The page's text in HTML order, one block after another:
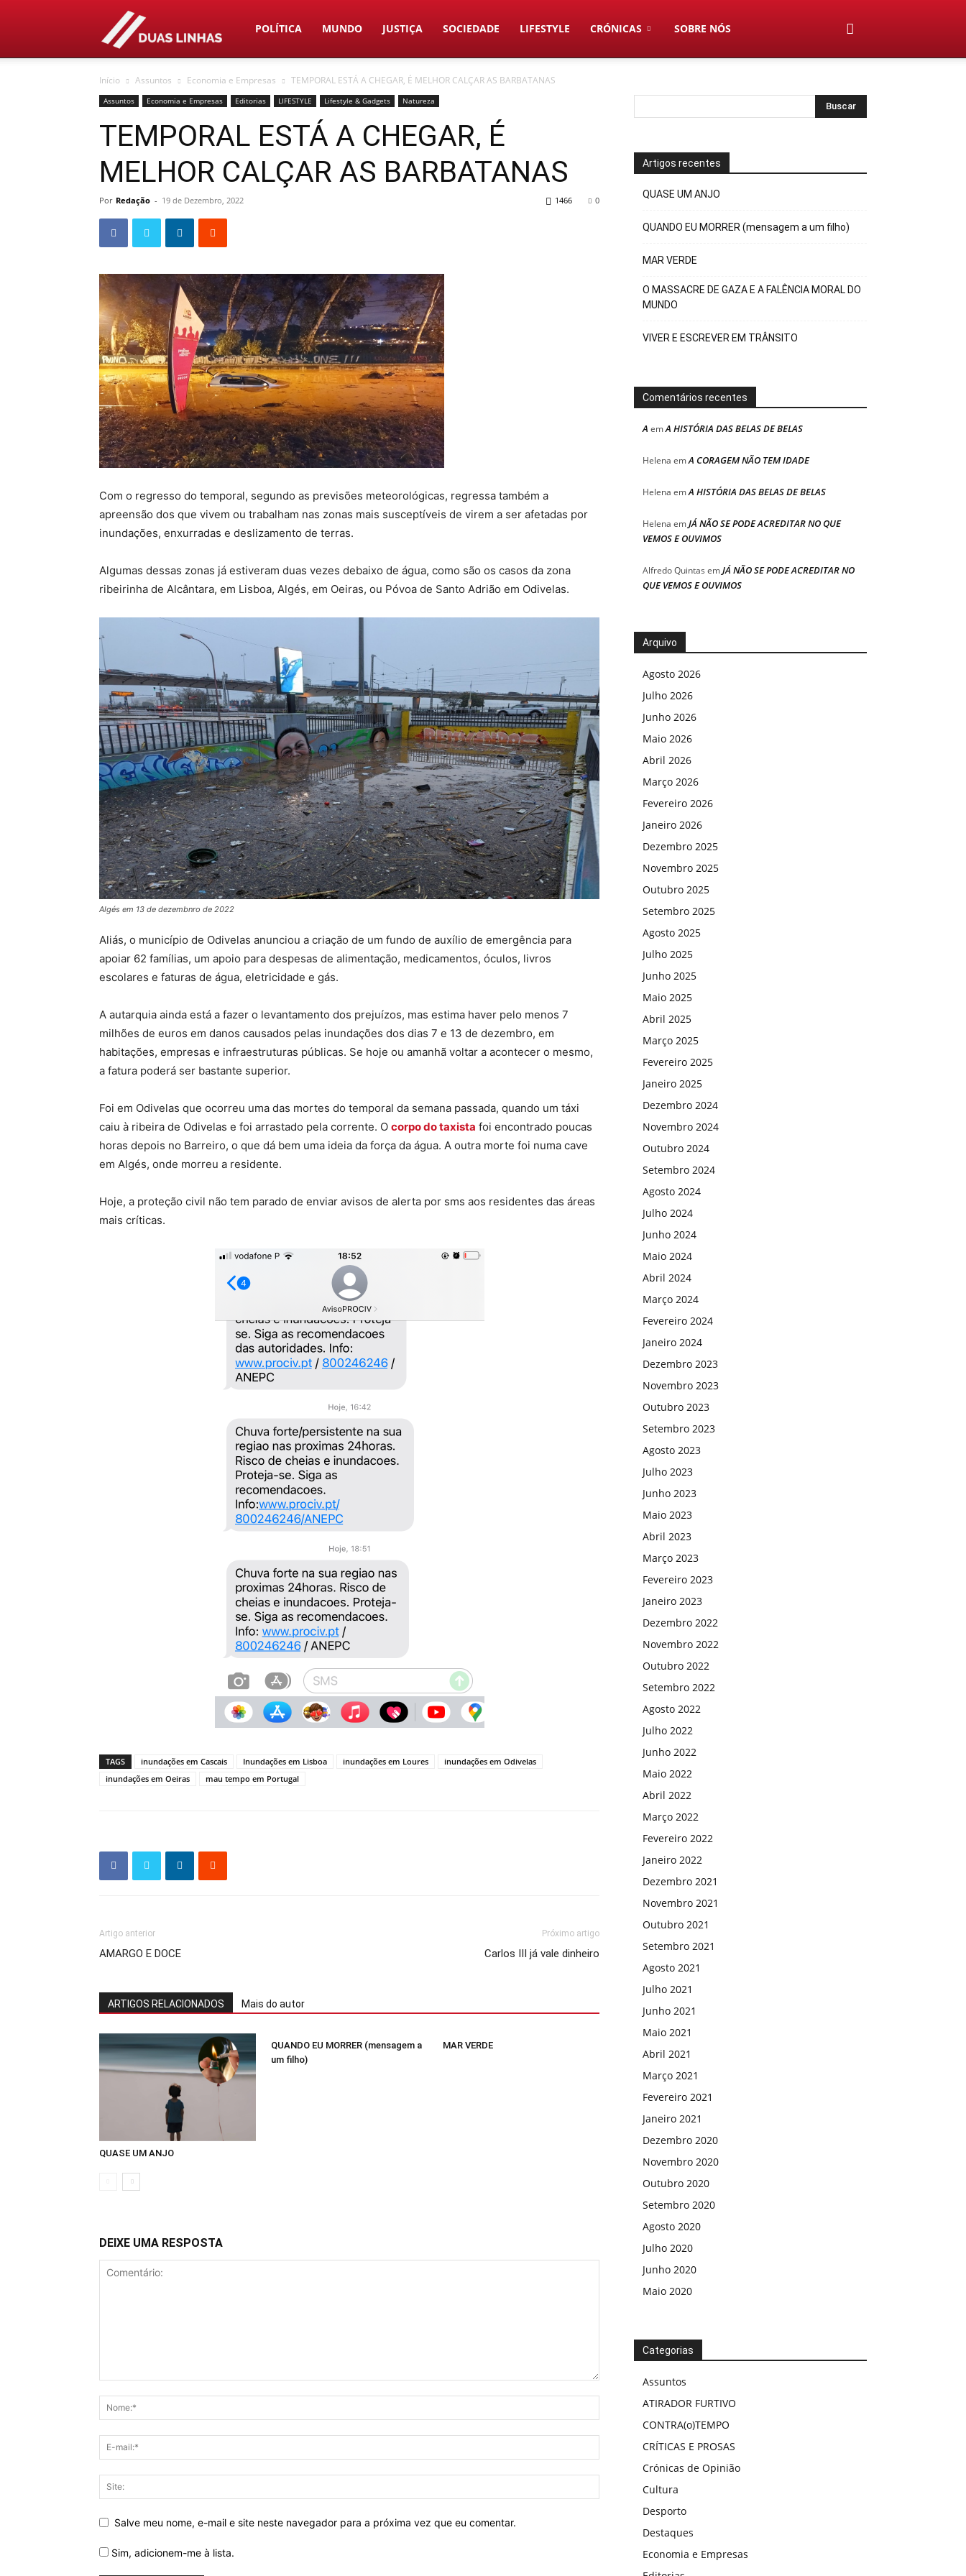
Duas
Linhas
POLÍTICA MUNDO JUSTIÇA SOCIEDADE LIFESTYLE CRÓNICAS SOBRE NÓS
Início Assuntos Economia e Empresas TEMPORAL ESTÁ A CHEGAR, É MELHOR CALÇAR AS BARBATANAS
Assuntos Economia e Empresas Editorias LIFESTYLE Lifestyle & Gadgets Natureza
TEMPORAL ESTÁ A CHEGAR, É
MELHOR CALÇAR AS BARBATANAS
Por Redação - 19 de Dezembro, 2022 0
1466
Com o regresso do temporal, segundo as previsões meteorológicas, regressa também a
apreensão dos que vivem ou trabalham nas zonas mais susceptíveis de virem a ser afetadas por
inundações, enxurradas e deslizamento de terras.
Algumas dessas zonas já estiveram duas vezes debaixo de água, como são os casos da zona
ribeirinha de Alcântara, em Lisboa, Algés, em Oeiras, ou Póvoa de Santo Adrião em Odivelas.
Algés em 13 de dezembnro de 2022
Aliás, o município de Odivelas anunciou a criação de um fundo de auxílio de emergência para
apoiar 62 famílias, um apoio para despesas de alimentação, medicamentos, óculos, livros
escolares e faturas de água, eletricidade e gás.
A autarquia ainda está a fazer o levantamento dos prejuízos, mas estima haver pelo menos 7
milhões de euros em danos causados pelas inundações dos dias 7 e 13 de dezembro, em
habitações, empresas e infraestruturas públicas. Se hoje ou amanhã voltar a acontecer o mesmo,
a fatura poderá ser bastante superior.
Foi em Odivelas que ocorreu uma das mortes do temporal da semana passada, quando um táxi
caiu à ribeira de Odivelas e foi arrastado pela corrente. O corpo do taxista foi encontrado poucas
horas depois no Barreiro, o que dá bem uma ideia da força da água. A outra morte foi numa cave
em Algés, onde morreu a residente.
Hoje, a proteção civil não tem parado de enviar avisos de alerta por sms aos residentes das áreas
mais críticas.
TAGS inundações em Cascais Inundações em Lisboa inundações em Loures
inundações em Odivelas
inundações em Oeiras
mau tempo em Portugal
Artigo anterior
AMARGO E DOCE
Próximo artigo
Carlos III já vale dinheiro
ARTIGOS RELACIONADOS Mais do autor
QUASE UM ANJO
QUANDO EU MORRER (mensagem a
um filho)
MAR VERDE
DEIXE UMA RESPOSTA
Salve meu nome, e-mail e site neste navegador para a próxima vez que eu comentar.
Sim, adicionem-me à lista.
Artigos recentes
QUASE UM ANJO
QUANDO EU MORRER (mensagem a um filho)
MAR VERDE
O MASSACRE DE GAZA E A FALÊNCIA MORAL DO
MUNDO
VIVER E ESCREVER EM TRÂNSITO
Comentários recentes
A emA HISTÓRIA DAS BELAS DE BELAS
Helena emA CORAGEM NÃO TEM IDADE
Helena emA HISTÓRIA DAS BELAS DE BELAS
Helena emJÁ NÃO SE PODE ACREDITAR NO QUE
VEMOS E OUVIMOS
Alfredo Quintas emJÁ NÃO SE PODE ACREDITAR NO
QUE VEMOS E OUVIMOS
Arquivo
Agosto 2026
Julho 2026
Junho 2026
Maio 2026
Abril 2026
Março 2026
Fevereiro 2026
Janeiro 2026
Dezembro 2025
Novembro 2025
Outubro 2025
Setembro 2025
Agosto 2025
Julho 2025
Junho 2025
Maio 2025
Abril 2025
Março 2025
Fevereiro 2025
Janeiro 2025
Dezembro 2024
Novembro 2024
Outubro 2024
Setembro 2024
Agosto 2024
Julho 2024
Junho 2024
Maio 2024
Abril 2024
Março 2024
Fevereiro 2024
Janeiro 2024
Dezembro 2023
Novembro 2023
Outubro 2023
Setembro 2023
Agosto 2023
Julho 2023
Junho 2023
Maio 2023
Abril 2023
Março 2023
Fevereiro 2023
Janeiro 2023
Dezembro 2022
Novembro 2022
Outubro 2022
Setembro 2022
Agosto 2022
Julho 2022
Junho 2022
Maio 2022
Abril 2022
Março 2022
Fevereiro 2022
Janeiro 2022
Dezembro 2021
Novembro 2021
Outubro 2021
Setembro 2021
Agosto 2021
Julho 2021
Junho 2021
Maio 2021
Abril 2021
Março 2021
Fevereiro 2021
Janeiro 2021
Dezembro 2020
Novembro 2020
Outubro 2020
Setembro 2020
Agosto 2020
Julho 2020
Junho 2020
Maio 2020
Categorias
Assuntos
ATIRADOR FURTIVO
CONTRA(o)TEMPO
CRÍTICAS E PROSAS
Crónicas de Opinião
Cultura
Desporto
Destaques
Economia e Empresas